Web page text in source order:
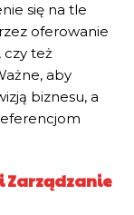
się na tle
oferowanie
czy też
aby
biznesu, a
Zarządzanie